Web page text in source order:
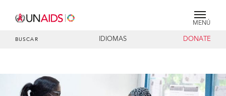
MENÚ
BUSCAR IDIOMAS DONATE